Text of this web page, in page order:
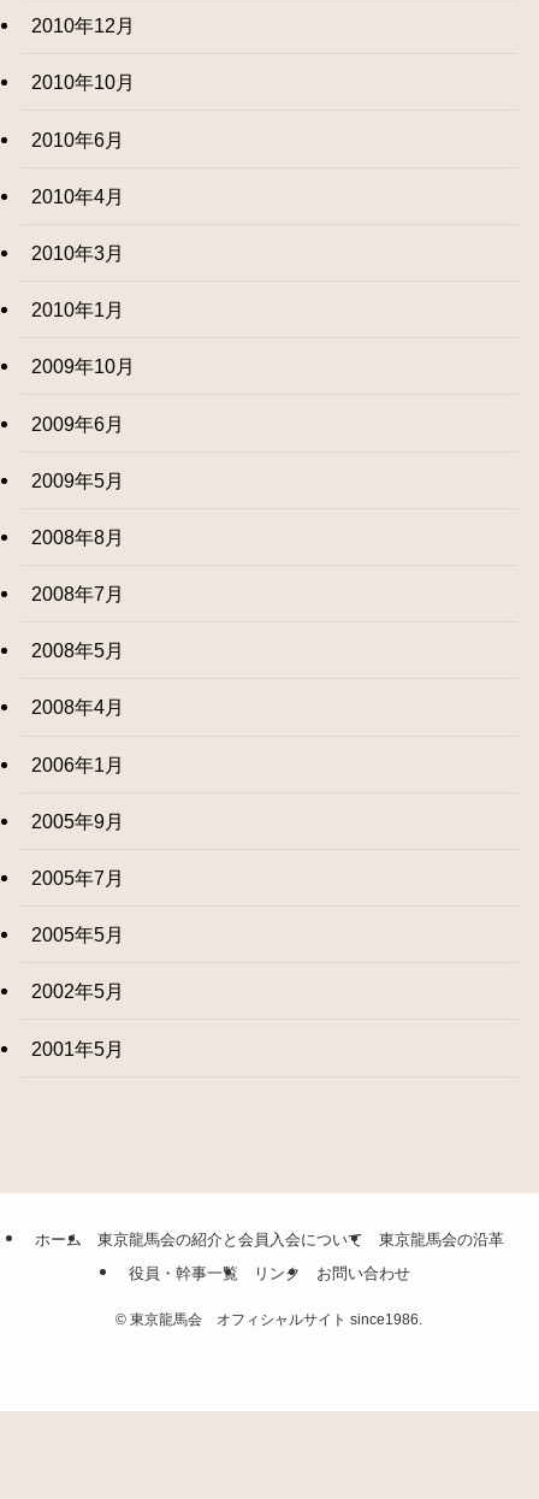
2010年12月
2010年10月
2010年6月
2010年4月
2010年3月
2010年1月
2009年10月
2009年6月
2009年5月
2008年8月
2008年7月
2008年5月
2008年4月
2006年1月
2005年9月
2005年7月
2005年5月
2002年5月
2001年5月
ホーム 東京龍馬会の紹介と会員入会について
東京龍馬会の沿革
役員・幹事一覧
リンク お問い合わせ
© 東京龍馬会 オフィシャルサイト since1986.